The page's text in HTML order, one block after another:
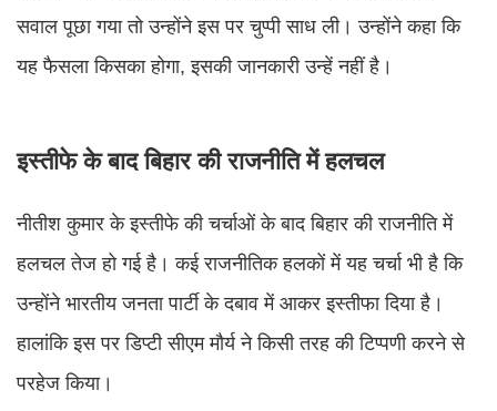
सवाल पूछा गया तो उन्होंने इस पर चुप्पी साध ली। उन्होंने कहा कि
यह फैसला किसका होगा, इसकी जानकारी उन्हें नहीं है।
इस्तीफे के बाद बिहार की राजनीति में हलचल
नीतीश कुमार के इस्तीफे की चर्चाओं के बाद बिहार की राजनीति में
हलचल तेज हो गई है। कई राजनीतिक हलकों में यह चर्चा भी है कि
उन्होंने भारतीय जनता पार्टी के दबाव में आकर इस्तीफा दिया है।
हालांकि इस पर डिप्टी सीएम मौर्य ने किसी तरह की टिप्पणी करने से
परहेज किया।